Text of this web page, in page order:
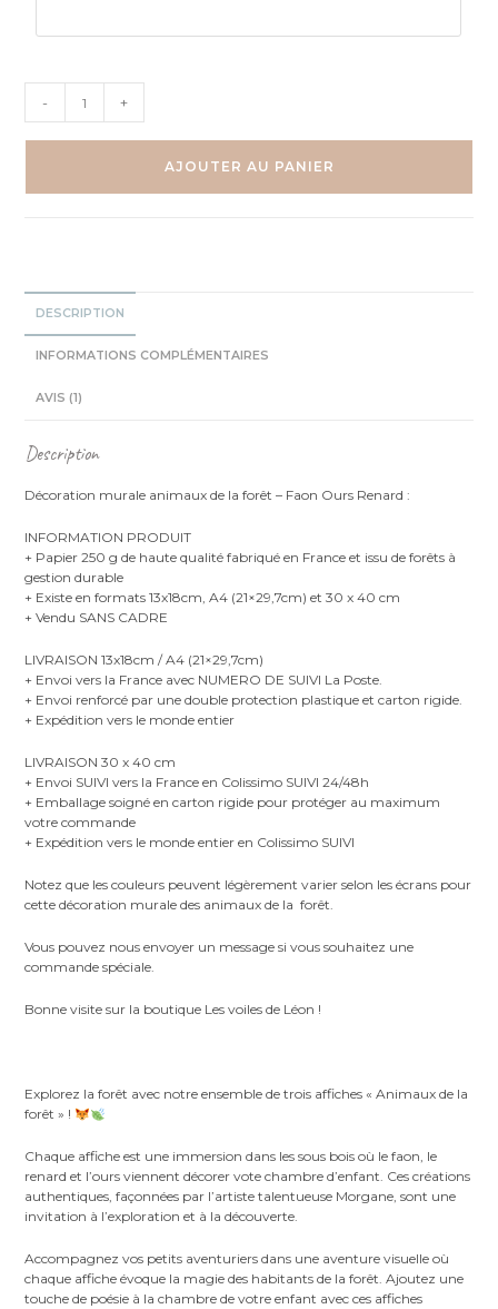
Trio
Renard
- +
AJOUTER AU PANIER
DESCRIPTION
INFORMATIONS COMPLÉMENTAIRES
AVIS (1)
Description
Décoration murale animaux de la forêt – Faon Ours Renard :
INFORMATION PRODUIT
+ Papier 250 g de haute qualité fabriqué en France et issu de forêts à
gestion durable
+ Existe en formats 13x18cm, A4 (21×29,7cm) et 30 x 40 cm
+ Vendu SANS CADRE
LIVRAISON 13x18cm / A4 (21×29,7cm)
+ Envoi vers la France avec NUMERO DE SUIVI La Poste.
+ Envoi renforcé par une double protection plastique et carton rigide.
+ Expédition vers le monde entier
LIVRAISON 30 x 40 cm
+ Envoi SUIVI vers la France en Colissimo SUIVI 24/48h
+ Emballage soigné en carton rigide pour protéger au maximum
votre commande
+ Expédition vers le monde entier en Colissimo SUIVI
Notez que les couleurs peuvent légèrement varier selon les écrans pour
cette décoration murale des animaux de la forêt.
Vous pouvez nous envoyer un message si vous souhaitez une
commande spéciale.
Bonne visite sur la boutique Les voiles de Léon !
Explorez la forêt avec notre ensemble de trois affiches « Animaux de la
forêt » !
Chaque affiche est une immersion dans les sous bois où le faon, le
renard et l’ours viennent décorer vote chambre d’enfant. Ces créations
authentiques, façonnées par l’artiste talentueuse Morgane, sont une
invitation à l’exploration et à la découverte.
Accompagnez vos petits aventuriers dans une aventure visuelle où
chaque affiche évoque la magie des habitants de la forêt. Ajoutez une
touche de poésie à la chambre de votre enfant avec ces affiches